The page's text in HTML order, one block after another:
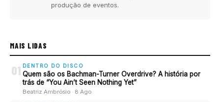
produção de eventos.
MAIS LIDAS
01 DENTRO DO DISCO
Quem são os Bachman-Turner Overdrive? A história por
trás de “You Ain’t Seen Nothing Yet”
Beatriz Ambrósio · 8 Ago